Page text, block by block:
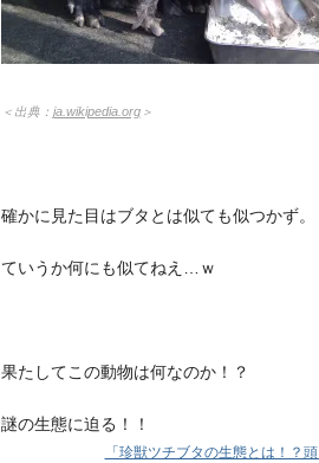
＜出典： ja.wikipedia.org＞
確かに見た目はブタとは似ても似つかず。
ていうか何にも似てねえ…ｗ
果たしてこの動物は何なのか！？
謎の生態に迫る！！
「珍獣ツチブタの生態とは！？